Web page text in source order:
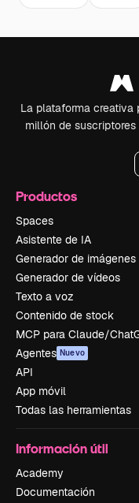
La plataforma creativa
millón de
Productos
Spaces
Asistente de IA
Generador de imágenes
Generador de vídeos
Texto a voz
Contenido de stock
MCP para Claude/
Agentes Nuevo
API
App móvil
Todas las herramientas
Información útil
Academy
Documentación